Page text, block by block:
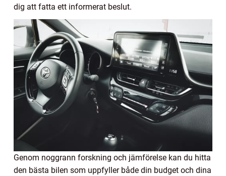
dig att fatta ett informerat beslut.
Genom noggrann forskning och jämförelse kan du hitta
den bästa bilen som uppfyller både din budget och dina